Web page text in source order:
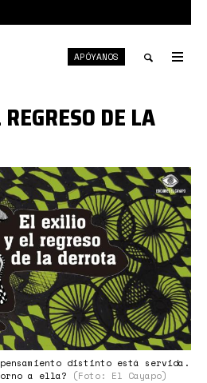
search
APÓYANOS
distinto está servida.
a ella?
(Foto: El Cayapo)
DE LA